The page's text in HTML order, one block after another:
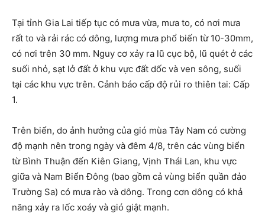
Tại tỉnh Gia Lai tiếp tục có mưa vừa, mưa to, có nơi mưa
rất to và rải rác có dông, lượng mưa phổ biến từ 10-30mm,
có nơi trên 30 mm. Nguy cơ xảy ra lũ cục bộ, lũ quét ở các
suối nhỏ, sạt lở đất ở khu vực đất dốc và ven sông, suối
tại các khu vực trên. Cảnh báo cấp độ rủi ro thiên tai: Cấp
1.
Trên biển, do ảnh hưởng của gió mùa Tây Nam có cường
độ mạnh nên trong ngày và đêm 4/8, trên các vùng biển
từ Bình Thuận đến Kiên Giang, Vịnh Thái Lan, khu vực
giữa và Nam Biển Đông (bao gồm cả vùng biển quần đảo
Trường Sa) có mưa rào và dông. Trong cơn dông có khả
năng xảy ra lốc xoáy và gió giật mạnh.